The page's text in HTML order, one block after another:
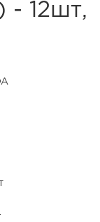
- 12шт,